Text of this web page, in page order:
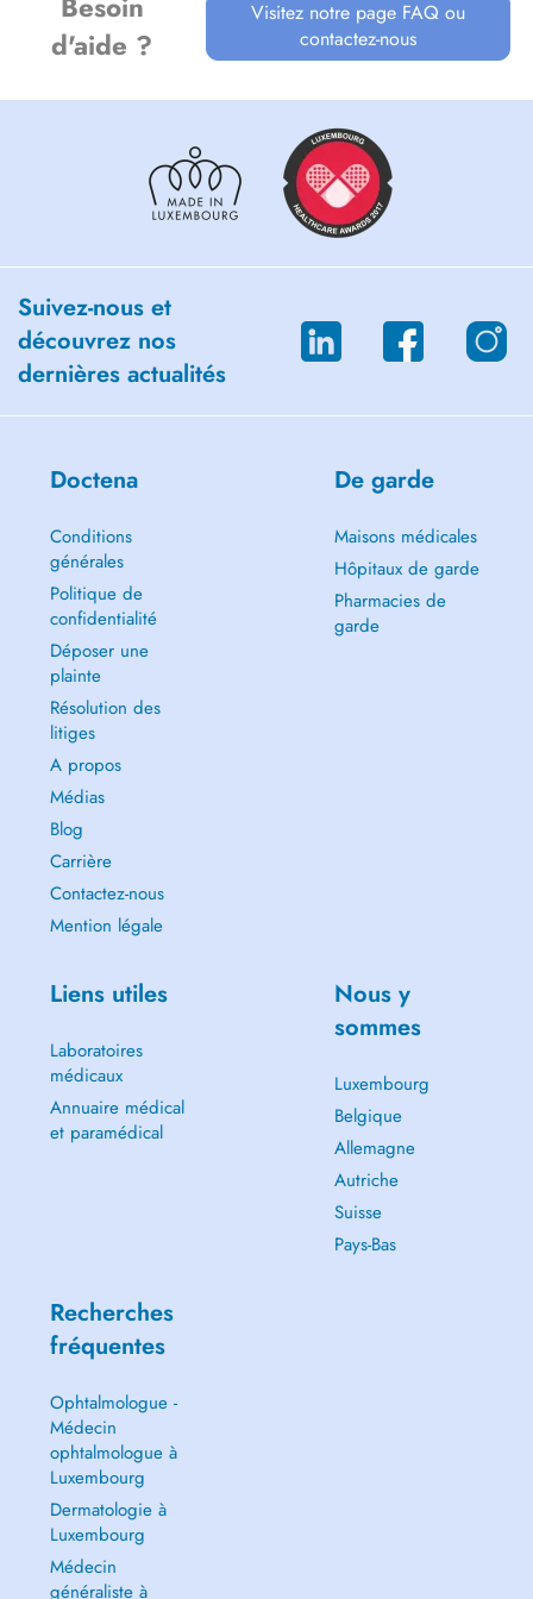
- Troubles des conduites alimentaires : anorexie, boulimie
- Travail de deuil
- Gestion des émotions
d'aide ?
Visitez notre page FAQ ou
contactez-nous
Suivez-nous et
découvrez nos
dernières actualités
Doctena
Conditions
générales
Politique de
confidentialité
Déposer une
plainte
Résolution des
litiges
A propos
Médias
Blog
Carrière
Contactez-nous
Mention légale
De garde
Maisons médicales
Hôpitaux de garde
Pharmacies de
garde
Liens utiles
Laboratoires
médicaux
Annuaire médical
et paramédical
Nous y
sommes
Luxembourg
Belgique
Allemagne
Autriche
Suisse
Pays-Bas
Recherches
fréquentes
Ophtalmologue -
Médecin
ophtalmologue à
Luxembourg
Dermatologie à
Luxembourg
Médecin
généraliste à